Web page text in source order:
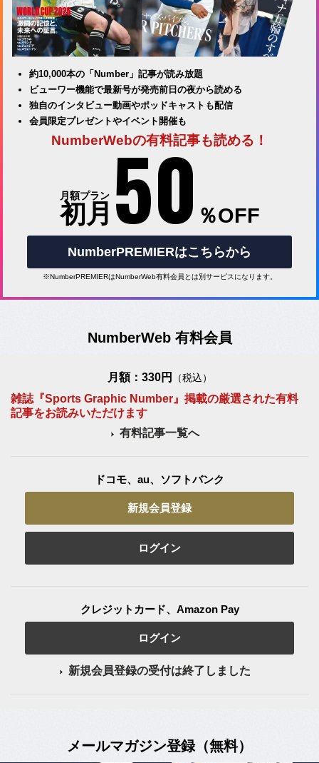
約10,000本の「Number」記事が読み放題
ビューワー機能で最新号が発売前日の夜から読める
独自のインタビュー動画やポッドキャストも配信
会員限定プレゼントやイベント開催も
NumberWebの有料記事も読める！
月額プラン
初月 50 ％OFF
NumberPREMIERはこちらから
※NumberPREMIERはNumberWeb有料会員とは別サービスになります。
NumberWeb 有料会員
月額：330円 （税込）
雑誌『Sports Graphic Number』掲載の厳選された有料
記事をお読みいただけます
有料記事一覧へ
ドコモ、au、ソフトバンク
新規会員登録
ログイン
クレジットカード、Amazon Pay
ログイン
新規会員登録の受付は終了しました
メールマガジン登録（無料）